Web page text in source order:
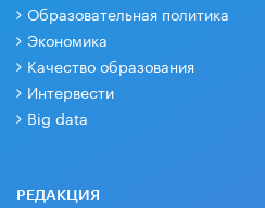
Образовательная политика
Экономика
Качество образования
Интервести
Big data
РЕДАКЦИЯ